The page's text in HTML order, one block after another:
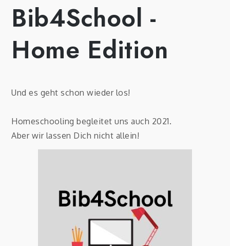
Bib4School -
Home Edition
Und es geht schon wieder los!
Homeschooling begleitet uns auch 2021.
Aber wir lassen Dich nicht allein!